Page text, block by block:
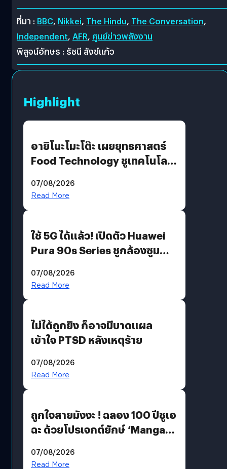
ที่มา : BBC, Nikkei, The Hindu, The Conversation,
Independent, AFR, ศูนย์ข่าวพลังงาน
พิสูจน์อักษร : รัชนี สังข์แก้ว
Highlight
อายิโนะโมะโต๊ะ เผยยุทธศาสตร์
Food Technology ชูเทคโนโลยี
บริโภคและ B2B
07/08/2026
Read More
ใช้ 5G ได้แล้ว! เปิดตัว Huawei
Pura 90s Series ชูกล้องซูม
07/08/2026
Read More
ไม่ได้ถูกยิง ก็อาจมีบาดแผล
เข้าใจ PTSD หลังเหตุร้าย
07/08/2026
Read More
ถูกใจสายมังงะ ! ฉลอง 100 ปีชูเอ
ฉะ ด้วยโปรเจกต์ยักษ์ ‘Manga
มีภาษาไทยด้วย
07/08/2026
Read More